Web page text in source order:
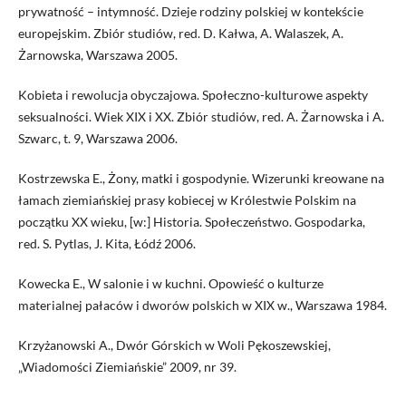
prywatność – intymność. Dzieje rodziny polskiej w kontekście
europejskim. Zbiór studiów, red. D. Kałwa, A. Walaszek, A.
Żarnowska, Warszawa 2005.
Kobieta i rewolucja obyczajowa. Społeczno-kulturowe aspekty
seksualności. Wiek XIX i XX. Zbiór studiów, red. A. Żarnowska i A.
Szwarc, t. 9, Warszawa 2006.
Kostrzewska E., Żony, matki i gospodynie. Wizerunki kreowane na
łamach ziemiańskiej prasy kobiecej w Królestwie Polskim na
początku XX wieku, [w:] Historia. Społeczeństwo. Gospodarka,
red. S. Pytlas, J. Kita, Łódź 2006.
Kowecka E., W salonie i w kuchni. Opowieść o kulturze
materialnej pałaców i dworów polskich w XIX w., Warszawa 1984.
Krzyżanowski A., Dwór Górskich w Woli Pękoszewskiej,
„Wiadomości Ziemiańskie” 2009, nr 39.